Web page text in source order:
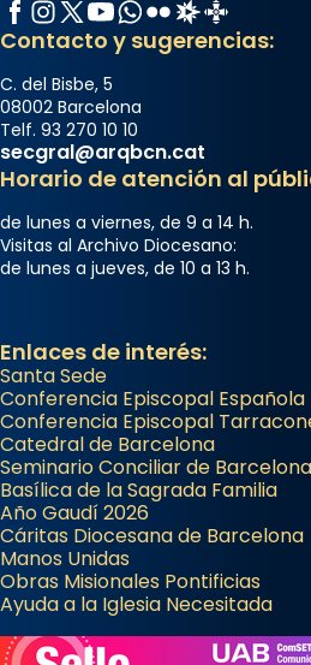
Facebook
Instagram
X / Twitter
YouTube
WhatsApp
FlickrRadio Estel
Catalunya
Contacto y sugerencias:
C. del Bisbe, 5
08002 Barcelona
Telf. 93 270 10 10
secgral@arqbcn.cat
Horario de atención al
de lunes a viernes, de 9 a 14 h.
Visitas al Archivo Diocesano:
de lunes a jueves, de 10 a 13 h.
Enlaces de interés:
Santa Sede
Conferencia Episcopal Española
Conferencia Episcopal
Catedral de Barcelona
Seminario Conciliar de Barcelona
Basílica de la Sagrada Familia
Año Gaudí 2026
Cáritas Diocesana de Barcelona
Manos Unidas
Obras Misionales Pontificias
Ayuda a la Iglesia Necesitada